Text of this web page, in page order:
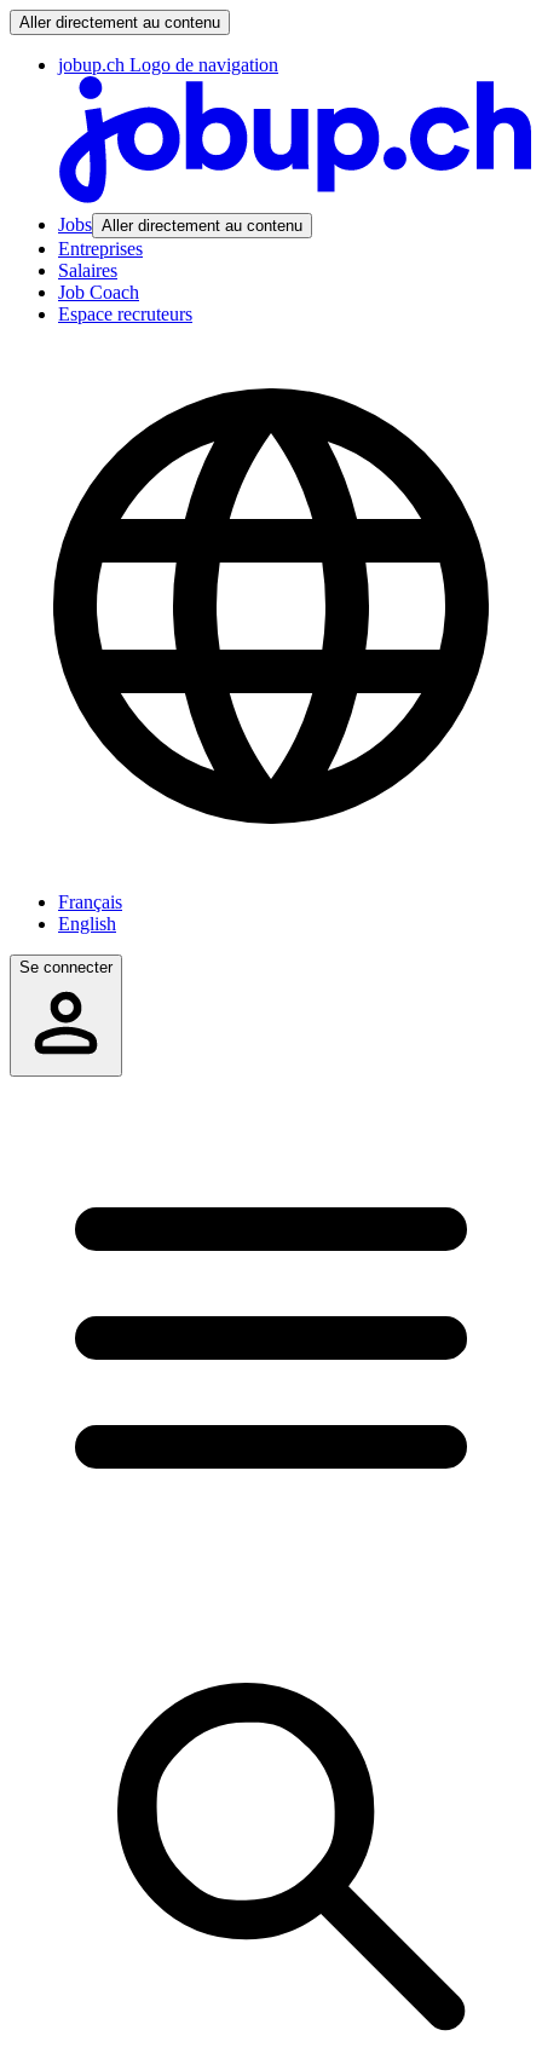
Aller directement au contenu
jobup.ch Logo de navigation
Jobs Aller directement au contenu
Entreprises
Salaires
Job Coach
Espace recruteurs
Français
English
Se connecter